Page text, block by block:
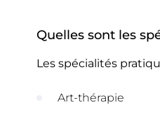
Quelles sont les
Les spécialités
Art-thérapie